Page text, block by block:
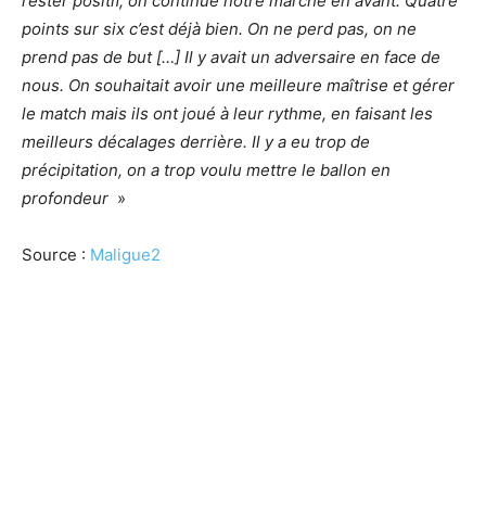
points sur six c’est déjà bien. On ne perd pas, on ne
prend pas de but […] Il y avait un adversaire en face de
nous. On souhaitait avoir une meilleure maîtrise et gérer
le match mais ils ont joué à leur rythme, en faisant les
meilleurs décalages derrière. Il y a eu trop de
précipitation, on a trop voulu mettre le ballon en
profondeur »
Source : Maligue2